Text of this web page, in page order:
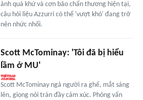
ảnh quá khứ và cơn bão chấn thương hiện tại,
câu hỏi liệu Azzurri có thể 'vượt khó' đang trở
nên nhức nhối.
Scott McTominay: 'Tôi đã bị hiểu
lầm ở MU'
Scott McTominay ngả người ra ghế, mắt sáng
lên, giọng nói tràn đầy cảm xúc. Phỏng vấn